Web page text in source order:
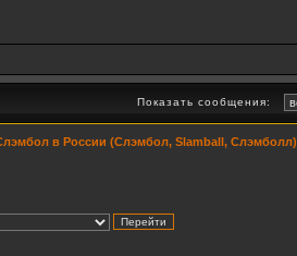
Показать сообщения:
в России (Слэмбол, Slamball, Слэмболл)